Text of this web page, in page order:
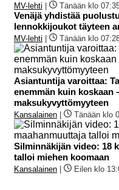
MV-lehti Tänään klo
Venäjä yhdistää
lennokkijoukot täyteen
MV-lehti Tänään klo
Asiantuntija varoittaa:
enemmän kuin koskaan
maksukyvyttömyyteen
Kansalainen Tänään klo
Silminnäkijän video: 18
talloi miehen koomaan
Kansalainen Eilen klo